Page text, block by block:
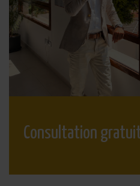
Consultation